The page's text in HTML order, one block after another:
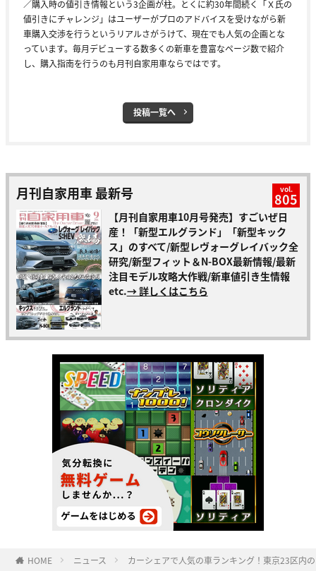
／購入時の値引き情報という3企画が柱。とくに約30年間続く「Ｘ氏の
値引きにチャレンジ」はユーザーがプロのアドバイスを受けながら新
車購入交渉を行うというリアルさがうけて、現在でも人気の企画とな
っています。毎月デビューする数多くの新車を豊富なページ数で紹介
し、購入指南を行うのも月刊自家用車ならではです。
投稿一覧へ
月刊自家用車 最新号 vol.
805
【月刊自家用車10月号発売】すごいぜ日
産！「新型エルグランド」「新型キック
ス」のすべて/新型レヴォーグレイバック全
研究/新型フィット＆N-BOX最新情報/最新
注目モデル攻略大作戦/新車値引き生情報
etc.→ 詳しくはこちら
HOME ニュース カーシェアで人気の車ランキング！東京23区内